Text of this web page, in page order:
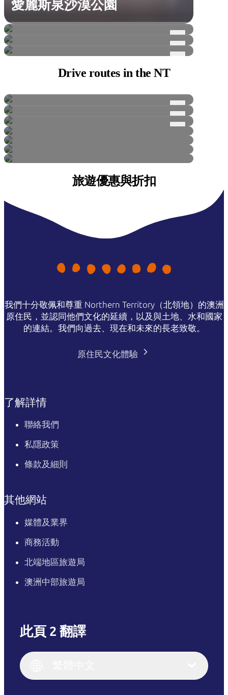
愛麗斯泉沙漠公園
特南特溪與巴克利地區
卡魯卡魯 / 魔鬼大理石保護區
凱瑟琳及周邊
Judbarra / 格雷戈里國家公園
愛麗斯泉及周邊
辛普森沙漠
Drive routes in the NT
自然之路
自駕遊
紅土中心路線
自駕遊
Outback Way
自駕遊
Overlanders Way
自駕遊
Arnhem Way
自駕遊
Greater Litchfield Loop
旅遊優惠與折扣
我們十分敬佩和尊重 Northern Territory（北領地）的澳洲
原住民，並認同他們文化的延續，以及與土地、水和國家
的連結。我們向過去、現在和未來的長老致敬。
原住民文化體驗
了解詳情
聯絡我們
私隱政策
條款及細則
其他網站
媒體及業界
商務活動
北端地區旅遊局
澳洲中部旅遊局
此頁 2 翻譯
English (US)